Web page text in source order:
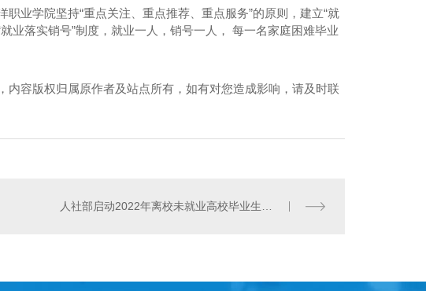
业学院坚持“重点关注、重点推荐、重点服务”的原则，建立“就
业落实销号”制度，就业一人，销号一人， 每一名家庭困难毕业
容版权归属原作者及站点所有，如有对您造成影响，请及时联
人社部启动2022年离校未就业高校毕业生服务攻坚行动